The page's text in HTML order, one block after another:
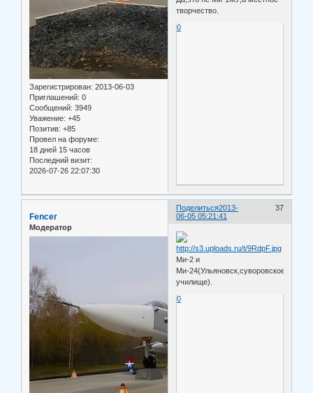
Зарегистрирован: 2013-06-03
Приглашений: 0
Сообщений: 3949
Уважение: +45
Позитив: +85
Провел на форуме:
18 дней 15 часов
Последний визит:
2026-07-26 22:07:30
творчество.
0
Поделиться 37
2013-
06-05 05:21:41
Fencer
Модератор
Ми-2 и
Ми-24(Ульяновск,суворовское
училище).
0